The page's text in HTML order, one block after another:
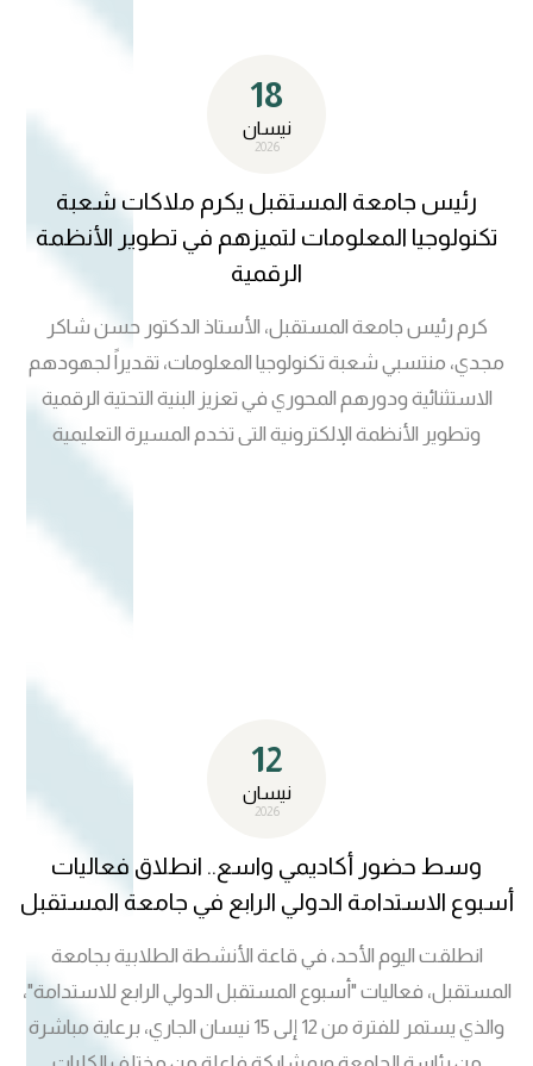
المستقبل
18
نيسان
2026
رئيس جامعة المستقبل يكرم ملاكات شعبة
تكنولوجيا المعلومات لتميزهم في تطوير الأنظمة
الرقمية
كرم رئيس جامعة المستقبل، الأستاذ الدكتور حسن شاكر
مجدي، منتسبي شعبة تكنولوجيا المعلومات، تقديراً لجهودهم
الاستثنائية ودورهم المحوري في تعزيز البنية التحتية الرقمية
وتطوير الأنظمة الإلكترونية التي تخدم المسيرة التعليمية
تسهيل الإجراءات الأكاديمية وخدمة الطلبة والباحثين، بما ينسجم
مع رؤية جامعة المستقبل في الريادة والابتكار.
12
نيسان
2026
وسط حضور أكاديمي واسع.. انطلاق فعاليات
أسبوع الاستدامة الدولي الرابع في جامعة المستقبل
انطلقت اليوم الأحد، في قاعة الأنشطة الطلابية بجامعة
المستقبل، فعاليات "أسبوع المستقبل الدولي الرابع للاستدامة"،
والذي يستمر للفترة من 12 إلى 15 نيسان الجاري، برعاية مباشرة